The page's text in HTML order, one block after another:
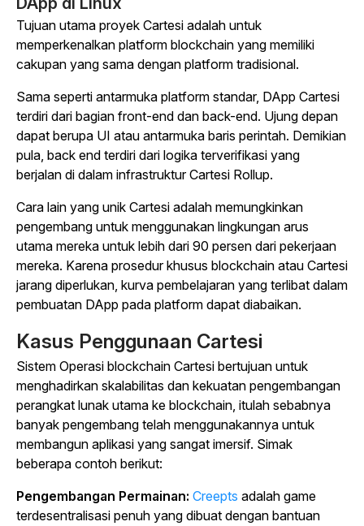
Tujuan utama proyek Cartesi adalah untuk
memperkenalkan platform blockchain yang memiliki
cakupan yang sama dengan platform tradisional.
Sama seperti antarmuka platform standar, DApp Cartesi
terdiri dari bagian front-end dan back-end. Ujung depan
dapat berupa UI atau antarmuka baris perintah. Demikian
pula, back end terdiri dari logika terverifikasi yang
berjalan di dalam infrastruktur Cartesi Rollup.
Cara lain yang unik Cartesi adalah memungkinkan
pengembang untuk menggunakan lingkungan arus
utama mereka untuk lebih dari 90 persen dari pekerjaan
mereka. Karena prosedur khusus blockchain atau Cartesi
jarang diperlukan, kurva pembelajaran yang terlibat dalam
pembuatan DApp pada platform dapat diabaikan.
Kasus Penggunaan Cartesi
Sistem Operasi blockchain Cartesi bertujuan untuk
menghadirkan skalabilitas dan kekuatan pengembangan
perangkat lunak utama ke blockchain, itulah sebabnya
banyak pengembang telah menggunakannya untuk
membangun aplikasi yang sangat imersif. Simak
beberapa contoh berikut:
Pengembangan Permainan: Creepts adalah game
terdesentralisasi penuh yang dibuat dengan bantuan